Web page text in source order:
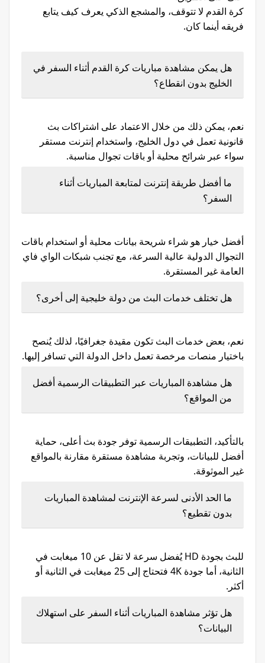
كرة القدم لا تتوقف، والمشجع الذكي يعرف كيف يتابع
فريقه أينما كان.
هل يمكن مشاهدة مباريات كرة القدم أثناء السفر في
الخليج بدون انقطاع؟
نعم، يمكن ذلك من خلال الاعتماد على اشتراكات بث
قانونية تعمل في دول الخليج، واستخدام إنترنت مستقر
سواء عبر شرائح محلية أو باقات تجوال مناسبة.
ما أفضل طريقة إنترنت لمتابعة المباريات أثناء
السفر؟
أفضل خيار هو شراء شريحة بيانات محلية أو استخدام باقات
التجوال الدولية عالية السرعة، مع تجنب شبكات الواي فاي
العامة غير المستقرة.
هل تختلف خدمات البث من دولة خليجية إلى أخرى؟
نعم، بعض خدمات البث تكون مقيدة جغرافيًا، لذلك يُنصح
باختيار منصات مرخصة تعمل داخل الدولة التي تسافر إليها.
هل مشاهدة المباريات عبر التطبيقات الرسمية أفضل
من المواقع؟
بالتأكيد، التطبيقات الرسمية توفر جودة بث أعلى، حماية
أفضل للبيانات، وتجربة مشاهدة مستقرة مقارنة بالمواقع
غير الموثوقة.
ما الحد الأدنى لسرعة الإنترنت لمشاهدة المباريات
بدون تقطيع؟
للبث بجودة HD يُفضل سرعة لا تقل عن 10 ميغابت في
الثانية، أما جودة 4K فتحتاج إلى 25 ميغابت في الثانية أو
أكثر.
هل تؤثر مشاهدة المباريات أثناء السفر على استهلاك
البيانات؟